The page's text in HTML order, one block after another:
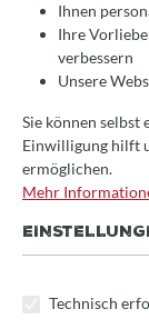
individuellen
hat in seiner
einen
und jede
Ihnen
Ihre
verbessern
Unsere
Sie können selbst
Einwilligung hilft
ermöglichen.
Mehr
Technisch